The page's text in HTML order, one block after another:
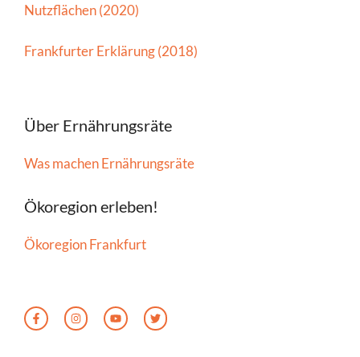
Nutzflächen (2020)
Frankfurter Erklärung (2018)
Über Ernährungsräte
Was machen Ernährungsräte
Ökoregion erleben!
Ökoregion Frankfurt